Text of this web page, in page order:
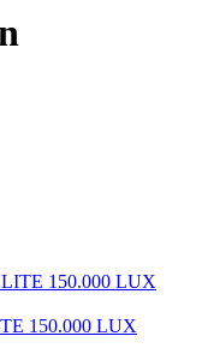
150.000 LUX